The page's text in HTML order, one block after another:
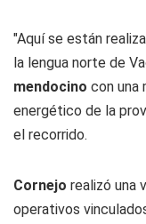
"Aquí se están
la lengua norte de
mendocino con una
energético de la
el recorrido.
Cornejo realizó una
operativos